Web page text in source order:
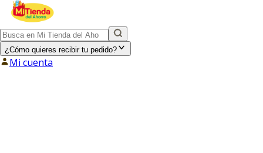
¿Cómo quieres recibir tu pedido?
Mi cuenta